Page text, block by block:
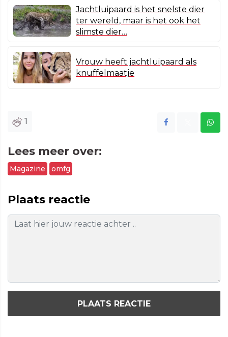
Jachtluipaard is het snelste dier
ter wereld, maar is het ook het
slimste dier…
Vrouw heeft jachtluipaard als
knuffelmaatje
1
Lees meer over:
Magazine omfg
Plaats reactie
PLAATS REACTIE